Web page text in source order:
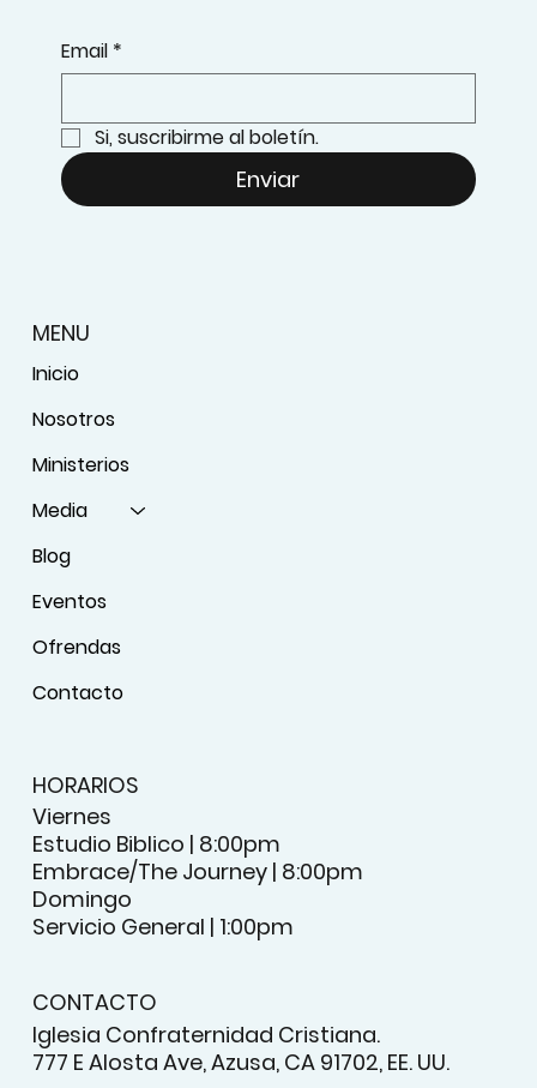
Email *
Si, suscribirme al boletín.
Enviar
MENU
Inicio
Nosotros
Ministerios
Media
Blog
Eventos
Ofrendas
Contacto
HORARIOS
Viernes
Estudio Biblico | 8:00pm
Embrace/The Journey | 8:00pm
Domingo
Servicio General | 1:00pm
CONTACTO
Iglesia Confraternidad Cristiana.
777 E Alosta Ave, Azusa, CA 91702, EE. UU.